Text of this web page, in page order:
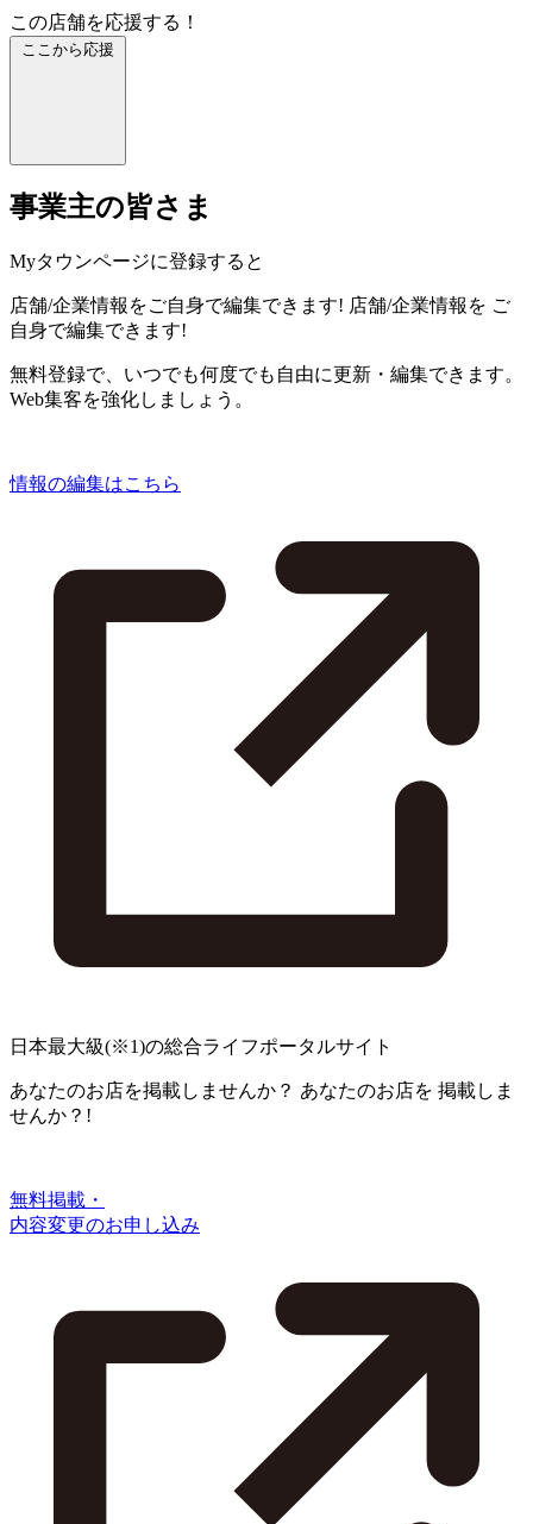
この店舗を応援する！
ここから応援
事業主の皆さま
Myタウンページに登録すると
店舗/企業情報をご自身で編集できます! 店舗/企業情報を ご
自身で編集できます!
無料登録で、いつでも何度でも自由に更新・編集できます。
Web集客を強化しましょう。
情報の編集はこちら
日本最大級(※1)の総合ライフポータルサイト
あなたのお店を掲載しませんか？ あなたのお店を 掲載しま
せんか？!
無料掲載・
内容変更のお申し込み